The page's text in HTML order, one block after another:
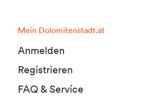
Mein Dolomitenstadt.at
Anmelden
Registrieren
FAQ & Service